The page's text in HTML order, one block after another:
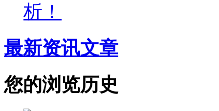
析！
最新资讯文章
您的浏览历史